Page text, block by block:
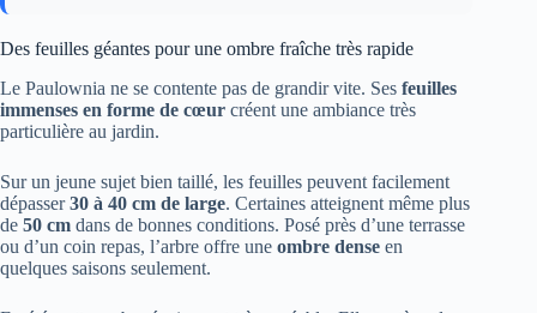
Des feuilles géantes pour une ombre fraîche très rapide
Le Paulownia ne se contente pas de grandir vite. Ses feuilles
immenses en forme de cœur créent une ambiance très
particulière au jardin.
Sur un jeune sujet bien taillé, les feuilles peuvent facilement
dépasser30 à 40 cm de large. Certaines atteignent même plus
de 50 cm dans de bonnes conditions. Posé près d’une terrasse
ou d’un coin repas, l’arbre offre une ombre dense en
quelques saisons seulement.